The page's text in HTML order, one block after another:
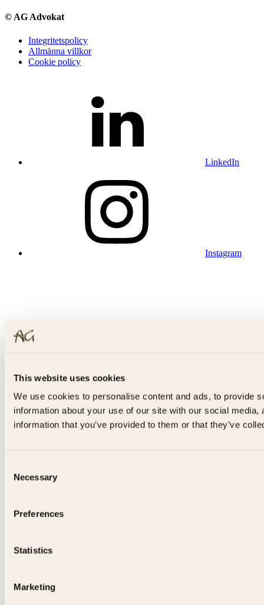
This website uses cookies
We use cookies to personalise content and ads, to provide
information about your use of our site with our social
information that you’ve provided to them or that they’ve
Selection
Necessary
Preferences
Statistics
Marketing
© AG Advokat
Integritetspolicy
Allmänna villkor
Cookie policy
LinkedIn
Instagram